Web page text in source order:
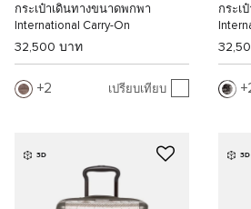
กระเป๋าเดินทางขนาดพกพา
International Carry-On
32,500 บาท
2 เปรียบเทียบ
กระเ
3D 3D